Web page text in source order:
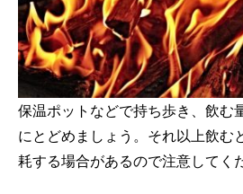
保温ポットなどで持ち歩き、飲
にとどめましょう。それ以上飲む
耗する場合があるので注意してく